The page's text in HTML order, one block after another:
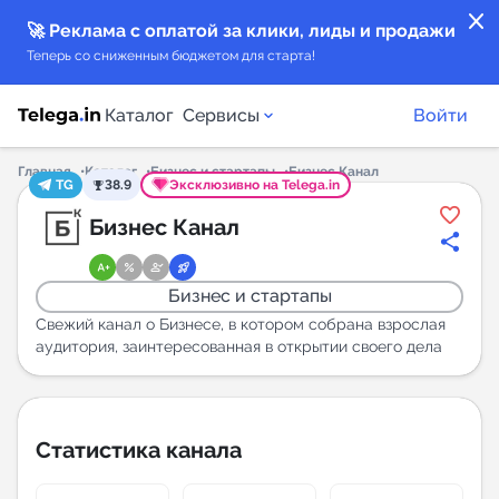
close
🚀 Реклама с оплатой за клики, лиды и продажи
Теперь со сниженным бюджетом для старта!
Каталог Сервисы
Каталог каналов
Каталог ботов
Горящие предложения
Индекс читаемости каналов в Telegram
Аналитика MAX каналов
Войти
Главная Каталог Бизнес и стартапы
Бизнес Канал
TG
38.9 Эксклюзивно на Telega.in
Бизнес Канал
Бизнес и стартапы
Свежий канал о Бизнесе, в котором собрана взрослая
аудитория, заинтересованная в открытии своего дела
Статистика канала